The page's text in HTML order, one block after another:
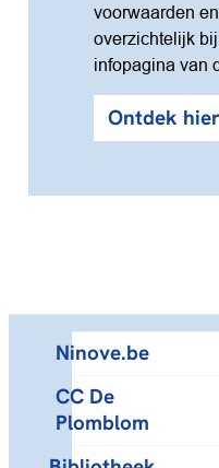
voorwaarden
overzichtelijk
infopagina van
Ontdek
Ninove.be
CC De
Plomblom